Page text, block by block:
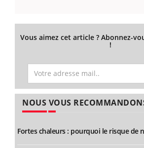
Vous aimez cet article ? Abonnez-
!
NOUS VOUS
Fortes chaleurs : pourquoi le risque de